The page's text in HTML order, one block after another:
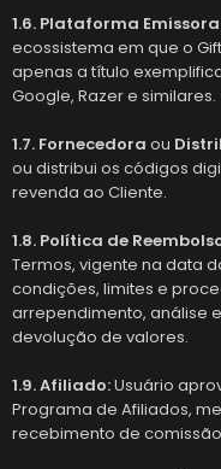
1.6. Plataforma Emissora
ecossistema em que o
apenas a título
Google, Razer e similares.
1.7. Fornecedora ou
ou distribui os códigos
revenda ao Cliente.
1.8. Política de
Termos, vigente na data
condições, limites e
arrependimento, análise
devolução de valores.
1.9. Afiliado:Usuário
Programa de Afiliados,
recebimento de